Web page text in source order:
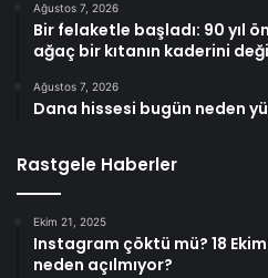
Ağustos 7, 2026
Bir felaketle başladı: 90 yıl
ağaç bir kıtanın kaderini
Ağustos 7, 2026
Dana hissesi bugün neden
Rastgele Haberler
Ekim 21, 2025
Instagram çöktü mü? 18
neden açılmıyor?